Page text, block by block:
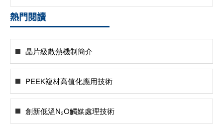
熱門閱讀
晶片級散熱機制簡介
PEEK複材高值化應用技術
創新低溫N₂O觸媒處理技術